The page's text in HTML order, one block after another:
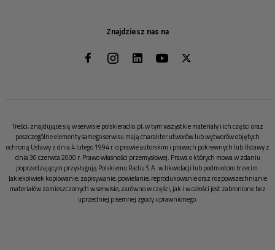
Znajdziesz nas na
Treści, znajdujące się w serwisie polskieradio.pl, w tym wszystkie materiały i ich części oraz
poszczególne elementy samego serwisu mają charakter utworów lub wytworów objętych
ochroną Ustawy z dnia 4 lutego 1994 r. o prawie autorskim i prawach pokrewnych lub Ustawy z
dnia 30 czerwca 2000 r. Prawo własności przemysłowej. Prawa o których mowa w zdaniu
poprzedzającym przysługują Polskiemu Radiu S.A. w likwidacji lub podmiotom trzecim.
Jakiekolwiek kopiowanie, zapisywanie, powielanie, reprodukowanie oraz rozpowszechnianie
materiałów zamieszczonych w serwisie, zarówno w części, jak i w całości jest zabronione bez
uprzedniej pisemnej zgody uprawnionego.